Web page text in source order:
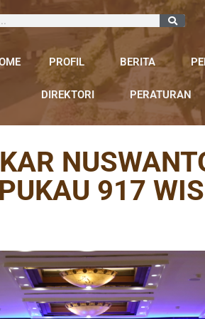
PROFIL BERITA
DIREKTORI PERATURAN
917